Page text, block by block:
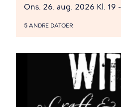
Ons. 26. aug. 2026 Kl. 19
5 ANDRE DATOER